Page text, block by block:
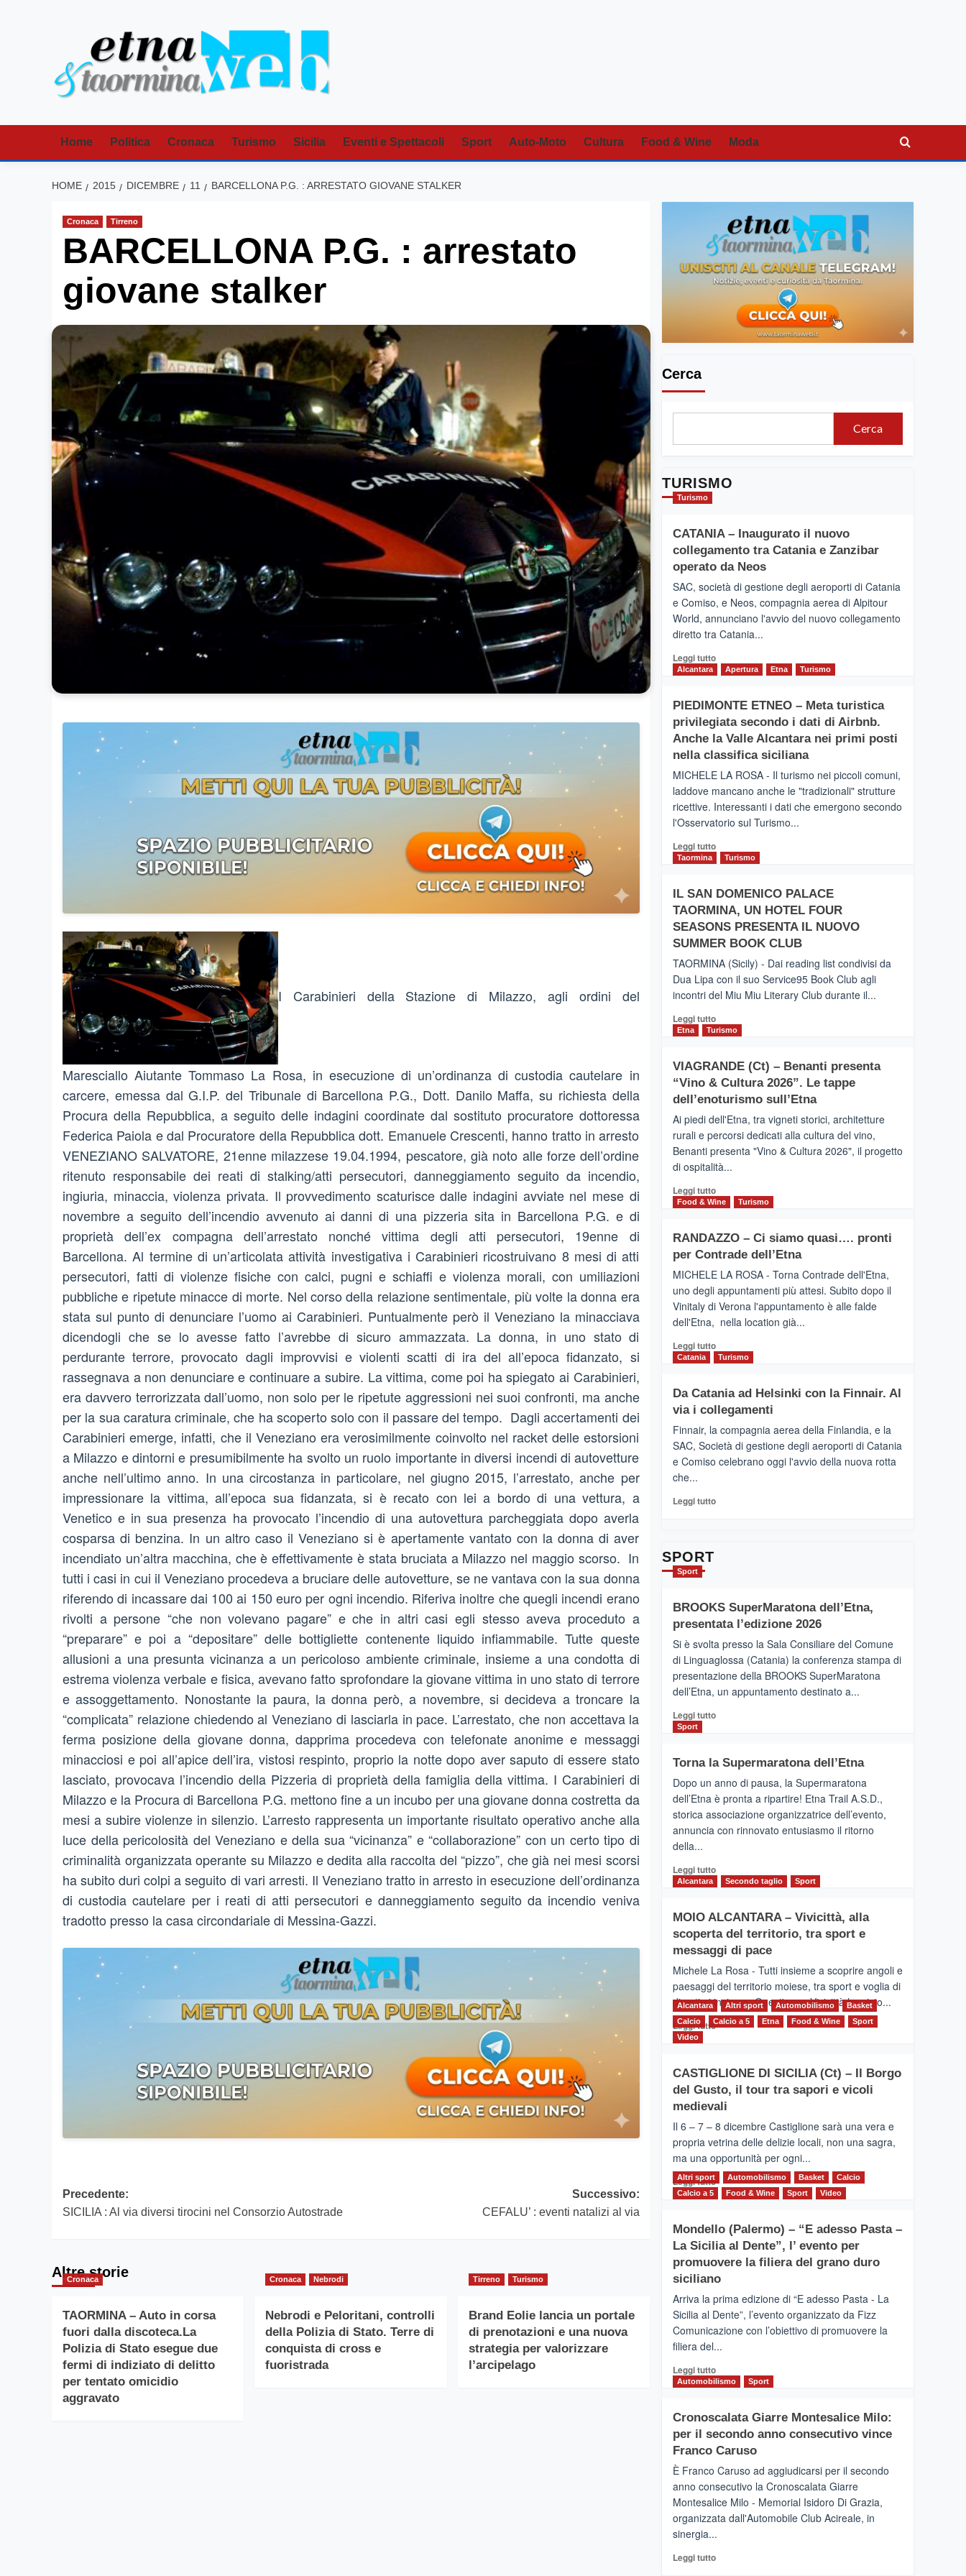
Home Politica Cronaca Turismo Sicilia Eventi e Spettacoli Sport Auto-Moto Cultura Food & Wine Moda
HOME 2015 DICEMBRE 11 BARCELLONA P.G. : ARRESTATO GIOVANE STALKER
Cronaca Tirreno
BARCELLONA P.G. : arrestato
giovane stalker
I Carabinieri della Stazione di Milazzo, agli ordini del
Maresciallo Aiutante Tommaso La Rosa, in esecuzione di un’ordinanza di custodia cautelare in
carcere, emessa dal G.I.P. del Tribunale di Barcellona P.G., Dott. Danilo Maffa, su richiesta della
Procura della Repubblica, a seguito delle indagini coordinate dal sostituto procuratore dottoressa
Federica Paiola e dal Procuratore della Repubblica dott. Emanuele Crescenti, hanno tratto in arresto
VENEZIANO SALVATORE, 21enne milazzese 19.04.1994, pescatore, già noto alle forze dell’ordine
ritenuto responsabile dei reati di stalking/atti persecutori, danneggiamento seguito da incendio,
ingiuria, minaccia, violenza privata. Il provvedimento scaturisce dalle indagini avviate nel mese di
novembre a seguito dell’incendio avvenuto ai danni di una pizzeria sita in Barcellona P.G. e di
proprietà dell’ex compagna dell’arrestato nonché vittima degli atti persecutori, 19enne di
Barcellona. Al termine di un’articolata attività investigativa i Carabinieri ricostruivano 8 mesi di atti
persecutori, fatti di violenze fisiche con calci, pugni e schiaffi e violenza morali, con umiliazioni
pubbliche e ripetute minacce di morte. Nel corso della relazione sentimentale, più volte la donna era
stata sul punto di denunciare l’uomo ai Carabinieri. Puntualmente però il Veneziano la minacciava
dicendogli che se lo avesse fatto l’avrebbe di sicuro ammazzata. La donna, in uno stato di
perdurante terrore, provocato dagli improvvisi e violenti scatti di ira del all’epoca fidanzato, si
rassegnava a non denunciare e continuare a subire. La vittima, come poi ha spiegato ai Carabinieri,
era davvero terrorizzata dall’uomo, non solo per le ripetute aggressioni nei suoi confronti, ma anche
per la sua caratura criminale, che ha scoperto solo con il passare del tempo. Dagli accertamenti dei
Carabinieri emerge, infatti, che il Veneziano era verosimilmente coinvolto nel racket delle estorsioni
a Milazzo e dintorni e presumibilmente ha svolto un ruolo importante in diversi incendi di autovetture
anche nell’ultimo anno. In una circostanza in particolare, nel giugno 2015, l’arrestato, anche per
impressionare la vittima, all’epoca sua fidanzata, si è recato con lei a bordo di una vettura, a
Venetico e in sua presenza ha provocato l’incendio di una autovettura parcheggiata dopo averla
cosparsa di benzina. In un altro caso il Veneziano si è apertamente vantato con la donna di aver
incendiato un’altra macchina, che è effettivamente è stata bruciata a Milazzo nel maggio scorso. In
tutti i casi in cui il Veneziano procedeva a bruciare delle autovetture, se ne vantava con la sua donna
riferendo di incassare dai 100 ai 150 euro per ogni incendio. Riferiva inoltre che quegli incendi erano
rivolti a persone “che non volevano pagare” e che in altri casi egli stesso aveva proceduto a
“preparare” e poi a “depositare” delle bottigliette contenente liquido infiammabile. Tutte queste
allusioni a una presunta vicinanza a un pericoloso ambiente criminale, insieme a una condotta di
estrema violenza verbale e fisica, avevano fatto sprofondare la giovane vittima in uno stato di terrore
e assoggettamento. Nonostante la paura, la donna però, a novembre, si decideva a troncare la
“complicata” relazione chiedendo al Veneziano di lasciarla in pace. L’arrestato, che non accettava la
ferma posizione della giovane donna, dapprima procedeva con telefonate anonime e messaggi
minacciosi e poi all’apice dell’ira, vistosi respinto, proprio la notte dopo aver saputo di essere stato
lasciato, provocava l’incendio della Pizzeria di proprietà della famiglia della vittima. I Carabinieri di
Milazzo e la Procura di Barcellona P.G. mettono fine a un incubo per una giovane donna costretta da
mesi a subire violenze in silenzio. L’arresto rappresenta un importante risultato operativo anche alla
luce della pericolosità del Veneziano e della sua “vicinanza” e “collaborazione” con un certo tipo di
criminalità organizzata operante su Milazzo e dedita alla raccolta del “pizzo”, che già nei mesi scorsi
ha subito duri colpi a seguito di vari arresti. Il Veneziano tratto in arresto in esecuzione dell’ordinanza
di custodia cautelare per i reati di atti persecutori e danneggiamento seguito da incendio veniva
tradotto presso la casa circondariale di Messina-Gazzi.
Navigazione
articolo
Precedente:
SICILIA : Al via diversi tirocini nel Consorzio Autostrade
Successivo:
CEFALU’ : eventi natalizi al via
Altre storie
Cronaca
TAORMINA – Auto in corsa
fuori dalla discoteca.La
Polizia di Stato esegue due
fermi di indiziato di delitto
per tentato omicidio
aggravato
Cronaca Nebrodi
Nebrodi e Peloritani, controlli
della Polizia di Stato. Terre di
conquista di cross e
fuoristrada
Tirreno Turismo
Brand Eolie lancia un portale
di prenotazioni e una nuova
strategia per valorizzare
l’arcipelago
Cerca
Cerca
TURISMO
Turismo
CATANIA – Inaugurato il nuovo
collegamento tra Catania e Zanzibar
operato da Neos
SAC, società di gestione degli aeroporti di Catania
e Comiso, e Neos, compagnia aerea di Alpitour
World, annunciano l'avvio del nuovo collegamento
diretto tra Catania...
Leggi tuttoLeggi
CATANIA
–
Inaugurato
il
collegamento
tra
Catania
e
operato
da
Alcantara Apertura Etna Turismo
PIEDIMONTE ETNEO – Meta turistica
privilegiata secondo i dati di Airbnb.
Anche la Valle Alcantara nei primi posti
nella classifica siciliana
MICHELE LA ROSA - Il turismo nei piccoli comuni,
laddove mancano anche le "tradizionali" strutture
ricettive. Interessanti i dati che emergono secondo
l'Osservatorio sul Turismo...
Leggi tuttoLeggi
PIEDIMONTE
ETNEO
–
Meta
privilegiata
secondo
i
di
Airbnb.
la
Valle
Alcantara
nei
primi
classifica
siciliana
Taormina Turismo
IL SAN DOMENICO PALACE
TAORMINA, UN HOTEL FOUR
SEASONS PRESENTA IL NUOVO
SUMMER BOOK CLUB
TAORMINA (Sicily) - Dai reading list condivisi da
Dua Lipa con il suo Service95 Book Club agli
incontri del Miu Miu Literary Club durante il...
Leggi tuttoLeggi
di
IL
SAN
DOMENICO
TAORMINA,
UN
HOTEL
FOUR
PRESENTA
IL
SUMMER
BOOK
CLUB
Etna Turismo
VIAGRANDE (Ct) – Benanti presenta
“Vino & Cultura 2026”. Le tappe
dell’enoturismo sull’Etna
Ai piedi dell'Etna, tra vigneti storici, architetture
rurali e percorsi dedicati alla cultura del vino,
Benanti presenta "Vino & Cultura 2026", il progetto
di ospitalità...
Leggi tuttoLeggi
di
VIAGRANDE
(Ct)
–
presenta
“Vino
&
2026”.
Le
dell’enoturismo
sull’Etna
Food & Wine Turismo
RANDAZZO – Ci siamo quasi…. pronti
per Contrade dell’Etna
MICHELE LA ROSA - Torna Contrade dell'Etna,
uno degli appuntamenti più attesi. Subito dopo il
Vinitaly di Verona l'appuntamento è alle falde
dell'Etna, nella location già...
Leggi tuttoLeggi
di
RANDAZZO
–
siamo
quasi….
pronti
dell’Etna
Catania Turismo
Da Catania ad Helsinki con la Finnair. Al
via i collegamenti
Finnair, la compagnia aerea della Finlandia, e la
SAC, Società di gestione degli aeroporti di Catania
e Comiso celebrano oggi l'avvio della nuova rotta
che...
Leggi tuttoLeggi
con
la
Al
via
i
collegamenti
SPORT
Sport
BROOKS SuperMaratona dell’Etna,
presentata l’edizione 2026
Si è svolta presso la Sala Consiliare del Comune
di Linguaglossa (Catania) la conferenza stampa di
presentazione della BROOKS SuperMaratona
dell’Etna, un appuntamento destinato a...
Leggi tuttoLeggi
BROOKS
SuperMaratona
dell’Etna,
presentata
l’edizione
2026
Sport
Torna la Supermaratona dell’Etna
Dopo un anno di pausa, la Supermaratona
dell’Etna è pronta a ripartire! Etna Trail A.S.D.,
storica associazione organizzatrice dell’evento,
annuncia con rinnovato entusiasmo il ritorno
della...
Leggi tuttoLeggi
Torna
la
Supermaratona
Alcantara Secondo taglio Sport
MOIO ALCANTARA – Vivicittà, alla
scoperta del territorio, tra sport e
messaggi di pace
Michele La Rosa - Tutti insieme a scoprire angoli e
paesaggi del territorio moiese, tra sport e voglia di
divertirsi insieme. Quest'anno Vivicittà ha visto...
Leggi tuttoLeggi
MOIO
ALCANTARA
–
alla
scoperta
del
territorio,
tra
sport
messaggi
di
Alcantara Altri sport Automobilismo
Basket
Calcio
Calcio a 5 Etna Food & Wine
Sport
Video
CASTIGLIONE DI SICILIA (Ct) – Il Borgo
del Gusto, il tour tra sapori e vicoli
medievali
Il 6 – 7 – 8 dicembre Castiglione sarà una vera e
propria vetrina delle delizie locali, non una sagra,
ma una opportunità per ogni...
Leggi tuttoLeggi
CASTIGLIONE
DI
SICILIA
(Ct)
Il
Borgo
del
tour
tra
vicoli
medievali
Altri sport Automobilismo Basket
Calcio
Calcio a 5
Food & Wine Sport Video
Mondello (Palermo) – “E adesso Pasta –
La Sicilia al Dente”, l’ evento per
promuovere la filiera del grano duro
siciliano
Arriva la prima edizione di “E adesso Pasta - La
Sicilia al Dente”, l’evento organizzato da Fizz
Comunicazione con l’obiettivo di promuovere la
filiera del...
Leggi tuttoLeggi
di
Mondello
(Palermo)
–
adesso
Pasta
–
La
Dente”,
Automobilismo Sport
Cronoscalata Giarre Montesalice Milo:
per il secondo anno consecutivo vince
Franco Caruso
È Franco Caruso ad aggiudicarsi per il secondo
anno consecutivo la Cronoscalata Giarre
Montesalice Milo - Memorial Isidoro Di Grazia,
organizzata dall'Automobile Club Acireale, in
sinergia...
Leggi tuttoLeggi